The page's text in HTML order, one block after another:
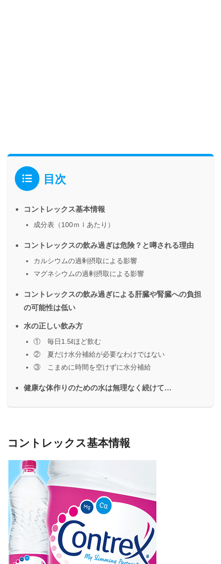
目次
コントレックス基本情報
成分表（100ｍｌあたり）
コントレックスの飲み過ぎは危険？と噂される理由
カルシウムの過剰摂取による影響
マグネシウムの過剰摂取による影響
コントレックスの飲み過ぎによる肝臓や腎臓への負担
の可能性は低い
水の正しい飲み方
① 毎日1.5ℓほど飲む
② 夏だけ水分補給が必要なわけではない
③ こまめに時間を空けずに水分補給
健康な体作りのための水は無理なく続けて…
コントレックス基本情報